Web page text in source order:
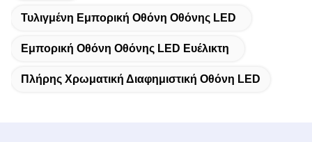
Τυλιγμένη Εμπορική Οθόνη Οθόνης LED
Εμπορική Οθόνη Οθόνης LED Ευέλικτη
Πλήρης Χρωματική Διαφημιστική Οθόνη LED